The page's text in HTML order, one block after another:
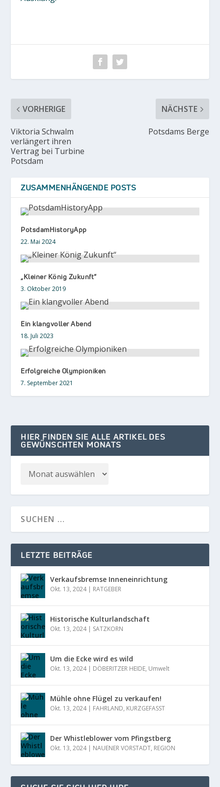
VORHERIGE
Viktoria Schwalm
verlängert ihren
Vertrag bei Turbine
Potsdam
NÄCHSTE
Potsdams Berge
ZUSAMMENHÄNGENDE POSTS
PotsdamHistoryApp
22. Mai 2024
„Kleiner König Zukunft“
3. Oktober 2019
Ein klangvoller Abend
18. Juli 2023
Erfolgreiche Olympioniken
7. September 2021
HIER FINDEN SIE ALLE ARTIKEL DES
GEWÜNSCHTEN MONATS
LETZTE BEITRÄGE
Verkaufsbremse Inneneinrichtung
Okt. 13, 2024| RATGEBER
Historische Kulturlandschaft
Okt. 13, 2024| SATZKORN
Um die Ecke wird es wild
Okt. 13, 2024| DÖBERITZER HEIDE, Umwelt
Mühle ohne Flügel zu verkaufen!
Okt. 13, 2024| FAHRLAND, KURZGEFASST
Der Whistleblower vom Pfingstberg
Okt. 13, 2024| NAUENER VORSTADT, REGION